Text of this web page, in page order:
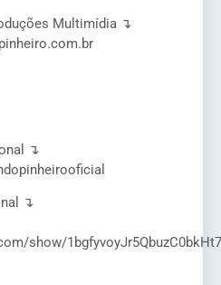
Multimídia ↴
↴
↴
show/1bgfyvoyJr5QbuzC0bkHt7